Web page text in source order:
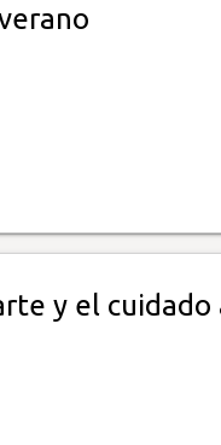
y el cuidado